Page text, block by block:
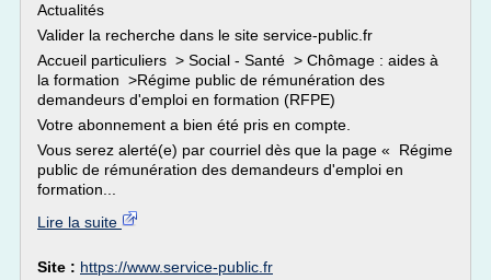
Actualités
Valider la recherche dans le site service-public.fr
Accueil particuliers > Social - Santé > Chômage : aides à
la formation >Régime public de rémunération des
demandeurs d'emploi en formation (RFPE)
Votre abonnement a bien été pris en compte.
Vous serez alerté(e) par courriel dès que la page « Régime
public de rémunération des demandeurs d'emploi en
formation...
Lire la suite
Site : https://www.service-public.fr